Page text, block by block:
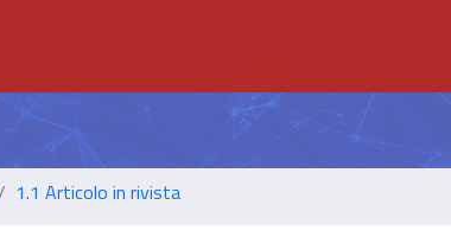
1.1 Articolo in rivista